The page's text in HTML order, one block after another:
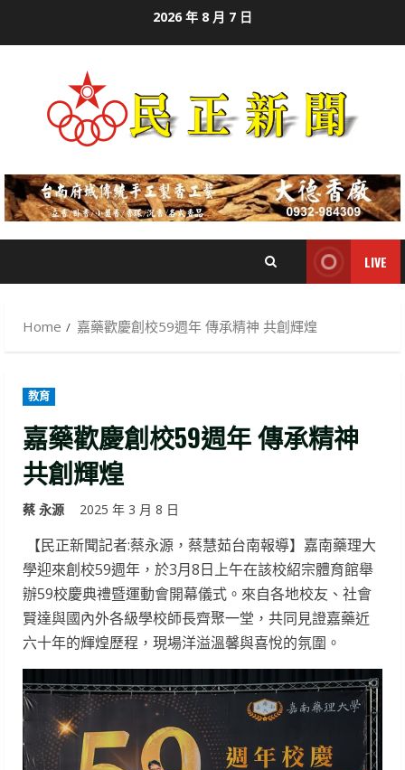
2026 年 8 月 7 日
LIVE
Home 嘉藥歡慶創校59週年 傳承精神 共創輝煌
教育
嘉藥歡慶創校59週年 傳承精神
共創輝煌
蔡 永源 2025 年 3 月 8 日
【民正新聞記者:蔡永源，蔡慧茹台南報導】嘉南藥理大
學迎來創校59週年，於3月8日上午在該校紹宗體育館舉
辦59校慶典禮暨運動會開幕儀式。來自各地校友、社會
賢達與國內外各級學校師長齊聚一堂，共同見證嘉藥近
六十年的輝煌歷程，現場洋溢溫馨與喜悅的氛圍。